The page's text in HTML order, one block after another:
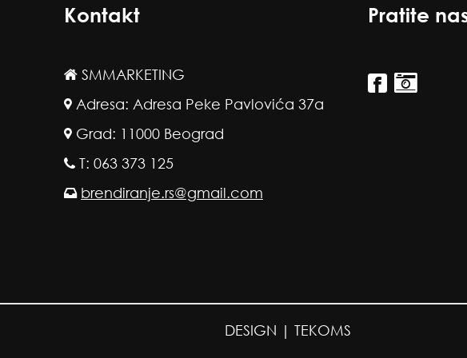
Kontakt
SMMARKETING
Adresa: Adresa Peke Pavlovića 37a
Grad: 11000 Beograd
T: 063 373 125
brendiranje.rs@gmail.com
Pratite
DESIGN | TEKOMS